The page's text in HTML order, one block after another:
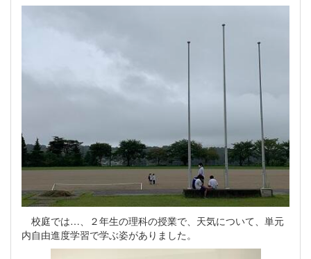
校庭では…、２年生の理科の授業で、天気について、単元
内自由進度学習で学ぶ姿がありました。